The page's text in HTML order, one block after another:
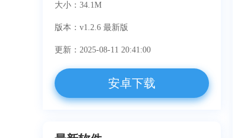
大小：34.1M
版本：v1.2.6 最新版
更新：2025-08-11 20:41:00
安卓下载